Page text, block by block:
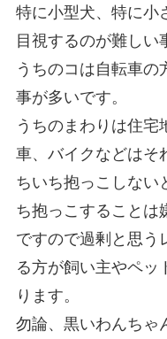
特に小型犬、特に小
目視するのが難しい
うちのコは自転車の
事が多いです。
うちのまわりは住宅
車、バイクなどはそ
ちいち抱っこしない
ち抱っこすることは
ですので過剰と思う
る方が飼い主やペッ
ります。
勿論、黒いわんちゃ